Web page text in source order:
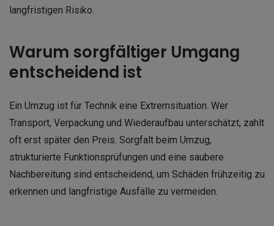
langfristigen Risiko.
Warum sorgfältiger Umgang
entscheidend ist
Ein Umzug ist für Technik eine Extremsituation. Wer
Transport, Verpackung und Wiederaufbau unterschätzt, zahlt
oft erst später den Preis. Sorgfalt beim Umzug,
strukturierte Funktionsprüfungen und eine saubere
Nachbereitung sind entscheidend, um Schäden frühzeitig zu
erkennen und langfristige Ausfälle zu vermeiden.